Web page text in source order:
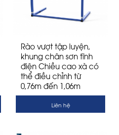
Rào vượt tập luyện,
khung chân sơn tĩnh
điện Chiều cao xà có
thể điều chỉnh từ
0,76m đến 1,06m
Liên hệ